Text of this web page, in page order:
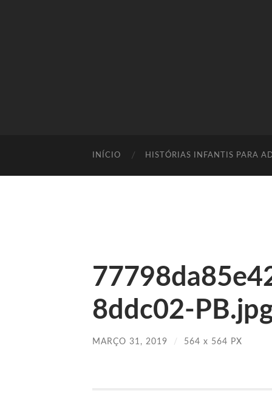
INÍCIO HISTÓRIAS INFANTIS PARA
8ddc02-
MARÇO 31, 2019 / 564 x 564 PX